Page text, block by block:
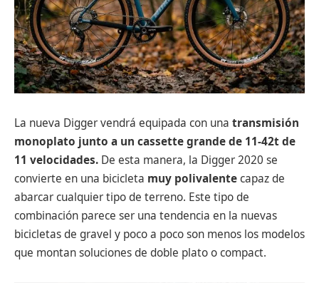
La nueva Digger vendrá equipada con una transmisión
monoplato junto a un cassette grande de 11-42t de
11 velocidades. De esta manera, la Digger 2020 se
convierte en una bicicleta muy polivalentecapaz de
abarcar cualquier tipo de terreno. Este tipo de
combinación parece ser una tendencia en la nuevas
bicicletas de gravel y poco a poco son menos los modelos
que montan soluciones de doble plato o compact.